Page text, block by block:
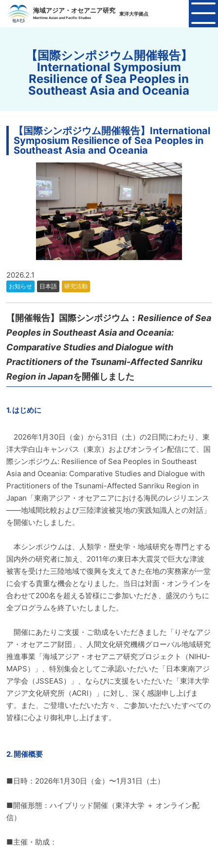
海域アジア・オセアニア研究
Maritime Asian and Pacific Studies
東洋大学拠点
【国際シンポジウム開催報告】
International Symposium
Resilience of Sea Peoples in
Southeast Asia and Oceania
【国際シンポジウム開催報告】International
Symposium Resilience of Sea Peoples in
Southeast Asia and Oceania
2026.2.1
お知らせ 日本語 研究活動
【開催報告】国際シンポジウム：Resilience of Sea
Peoples in Southeast Asia and Oceania:
Comparative Studies and Dialogue with
Practitioners of the Tsunami-Affected Sanriku
Region in Japanを開催しました
1. はじめに
2026年1月30日（金）から31日（土）の2日間にわたり、東
洋大学白山キャンパス（東京）およびオンライン配信にて、国
際シンポジウム: Resilience of Sea Peoples in Southeast
Asia and Oceania: Comparative Studies and Dialogue with
Practitioners of the Tsunami-Affected Sanriku Region in
Japan「東南アジア・オセアニアにおける海民のレジリエンス
――地域間比較および三陸津波被災地の実践知識人との対話」
を開催いたしました。
本シンポジウムは、人類学・歴史学・地域研究を専門とする
国内外の研究者に加え、2011年の東日本大震災で巨大な津波
被害を受けた三陸地域で復興を支えてきた在地の実務家が一堂
に会する貴重な機会となりました。当日は対面・オンラインを
合わせて200名を超える皆様にご参加いただき、盛況のうちに
全プログラムを終了いたしました。
開催にあたりご支援・ご助成をいただきました「りそなアジ
ア・オセアニア財団」、人間文化研究機構グローバル地域研究
推進事業「海域アジア・オセアニア研究プロジェクト（NIHU-
MAPS）」、特別集会としてご承認いただいた「日本東南アジ
ア学会（JSSEAS）」、ならびに支援をいただいた「東洋大学
アジア文化研究所（ACRI）」に対し、深く感謝申し上げま
す。また、ご登壇いただいた方々、ご参加いただいたすべての
皆様に心より御礼申し上げます。
2. 開催概要
■日時：2026年1月30日（金）〜1月31日（土）
■開催形態：ハイブリッド開催（東洋大学 ＋ オンライン配
信）
■主催・助成：